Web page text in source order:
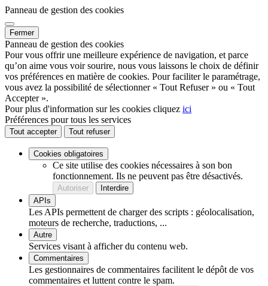
Panneau de gestion des cookies
Fermer
Panneau de gestion des cookies
Pour vous offrir une meilleure expérience de navigation, et parce
qu’on aime vous voir sourire, nous vous laissons le choix de définir
vos préférences en matière de cookies. Pour faciliter le paramétrage,
vous avez la possibilité de sélectionner « Tout Refuser » ou « Tout
Accepter ».
Pour plus d'information sur les cookies cliquez ici
Préférences pour tous les services
Tout accepter Tout refuser
Cookies obligatoires
Ce site utilise des cookies nécessaires à son bon
fonctionnement. Ils ne peuvent pas être désactivés.
Autoriser
Interdire
APIs
Les APIs permettent de charger des scripts : géolocalisation,
moteurs de recherche, traductions, ...
Autre
Services visant à afficher du contenu web.
Commentaires
Les gestionnaires de commentaires facilitent le dépôt de vos
commentaires et luttent contre le spam.